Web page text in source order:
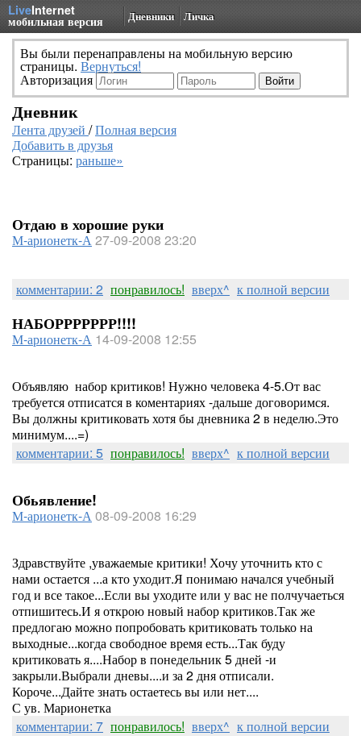
LiveInternet
мобильная версия Дневники Личка
Вы были перенаправлены на мобильную версию
страницы. Вернуться!
Авторизация
Дневник
Лента друзей /Полная версия
Добавить в друзья
Страницы: раньше»
Отдаю в хорошие руки
М-арионетк-А27-09-2008 23:20
комментарии: 2 понравилось! вверх^ к полной версии
НАБОРРРРРРР!!!!
М-арионетк-А 14-09-2008 12:55
Объявляю набор критиков! Нужно человека 4-5.От вас
требуется отписатся в коментариях -дальше договоримся.
Вы должны критиковать хотя бы дневника 2 в неделю.Это
минимум....=)
комментарии: 5 понравилось! вверх^ к полной версии
Обьявление!
М-арионетк-А08-09-2008 16:29
Здравствуйте ,уважаемые критики! Хочу уточнить кто с
нами остается ...а кто уходит.Я понимаю начался учебный
год и все такое...Если вы уходите или у вас не полчучаеться
отпишитесь.И я открою новый набор критиков.Так же
предлогаю можно попробовать критиковать только на
выходные...когда свободное время есть...Так буду
критиковать я....Набор в понедельник 5 дней -и
закрыли.Выбрали дневы....и за 2 дня отписали.
Короче...Дайте знать остаетесь вы или нет....
С ув. Марионетка
комментарии: 7 понравилось! вверх^ к полной версии